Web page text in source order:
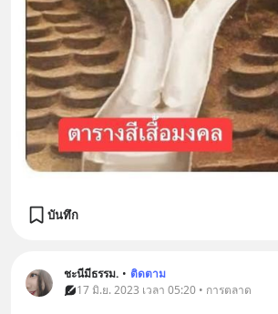
บันทึก
ชะนีมีธรรม. • ติดตาม
17 มิ.ย. 2023 เวลา 05:20 • การตลาด